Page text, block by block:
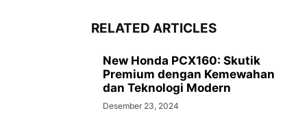
RELATED ARTICLES
New Honda PCX160: Skutik
Premium dengan Kemewahan
dan Teknologi Modern
Desember 23, 2024